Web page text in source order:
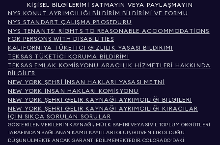
KIŞISEL BILGILERIMI SATMAYIN VEYA PAYLAŞMAYIN
NYS KONUT AYRIMCILIĞI BILDIRIM BILDIRIMI VE FORMU
NYS STANDART ÇALIŞMA PROSEDÜRÜ
NYS TENANTS' RIGHTS TO REASONABLE ACCOMMODATIONS
FOR PERSONS WITH DISABILITIES
KALIFORNIYA TÜKETICI GIZLILIK YASASI BILDIRIMI
TEKSAS TÜKETICI KORUMA BILDIRIMI
TEKSAS EMLAK KOMISYONU ARACILIK HIZMETLERI HAKKINDA
BILGILER
NEW YORK ŞEHRI İNSAN HAKLARI YASASI METNI
NEW YORK İNSAN HAKLARI KOMISYONU
NEW YORK ŞEHRI GELIR KAYNAĞI AYRIMCILIĞI BILGILERI
NEW YORK ŞEHRI GELIR KAYNAĞI AYRIMCILIĞI KIRACILAR
İÇIN SIKÇA SORULAN SORULAR
GÖSTERİLEN VERİLERİN KAYNAĞI, MÜLK SAHİBİ VEYA SİVİL TOPLUM ÖRGÜTLERİ
TARAFINDAN SAĞLANAN KAMU KAYITLARI OLUP, GÜVENİLİR OLDUĞU
DÜŞÜNÜLMEKTE ANCAK GARANTİ EDİLMEMEKTEDİR. COLORADO'DAKİ